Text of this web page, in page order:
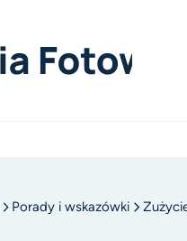
Porady i wskazówki